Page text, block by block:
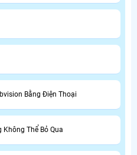
Bằng Điện Thoại
Thể Bỏ Qua